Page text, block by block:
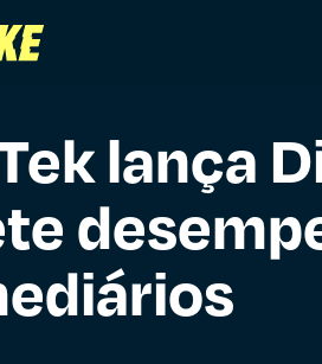
lança